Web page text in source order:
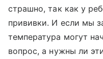
страшно, так как у
прививки. И если мы
температура могут
вопрос, а нужны ли